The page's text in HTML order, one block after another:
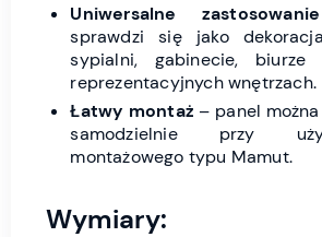
Uniwersalne zastosowanie
sprawdzi się jako
sypialni, gabinecie, biurze
reprezentacyjnych wnętrzach.
Łatwy montaż – panel
samodzielnie przy
montażowego typu Mamut.
Wymiary: